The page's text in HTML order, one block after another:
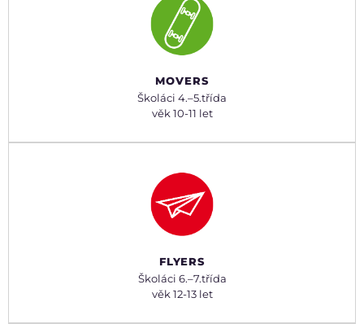
MOVERS
Školáci 4.–⁠5.třída
věk 10-11 let
FLYERS
Školáci 6.–⁠7.třída
věk 12-13 let